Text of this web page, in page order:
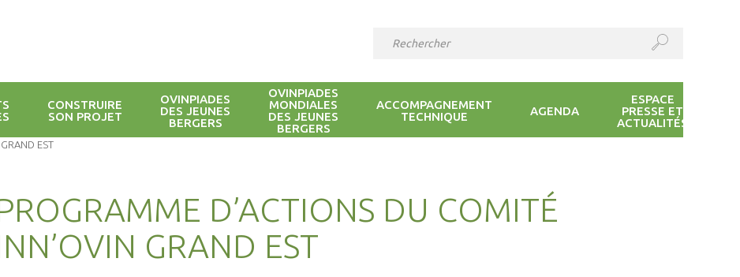
CONSTRUIRE
SON PROJET
OVINPIADES
DES JEUNES
BERGERS
OVINPIADES
MONDIALES
DES JEUNES
BERGERS
ACCOMPAGNEMENT
TECHNIQUE
AGENDA
ESPACE
PRESSE ET
ACTUALITÉS
EST
D’ACTIONS DU COMITÉ
GRAND EST